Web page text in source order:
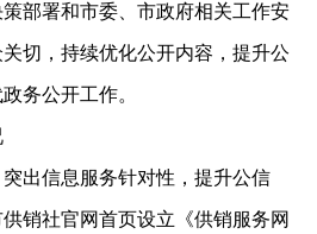
部署和市委、市政府相关工作安
切，持续优化公开内容，提升公
务公开工作。
信息服务针对性，提升公信
销社官网首页设立《供销服务网